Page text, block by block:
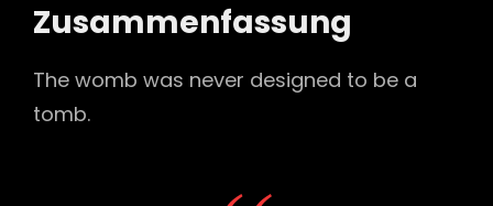
Zusammenfassung
The womb was never designed to be a
tomb.